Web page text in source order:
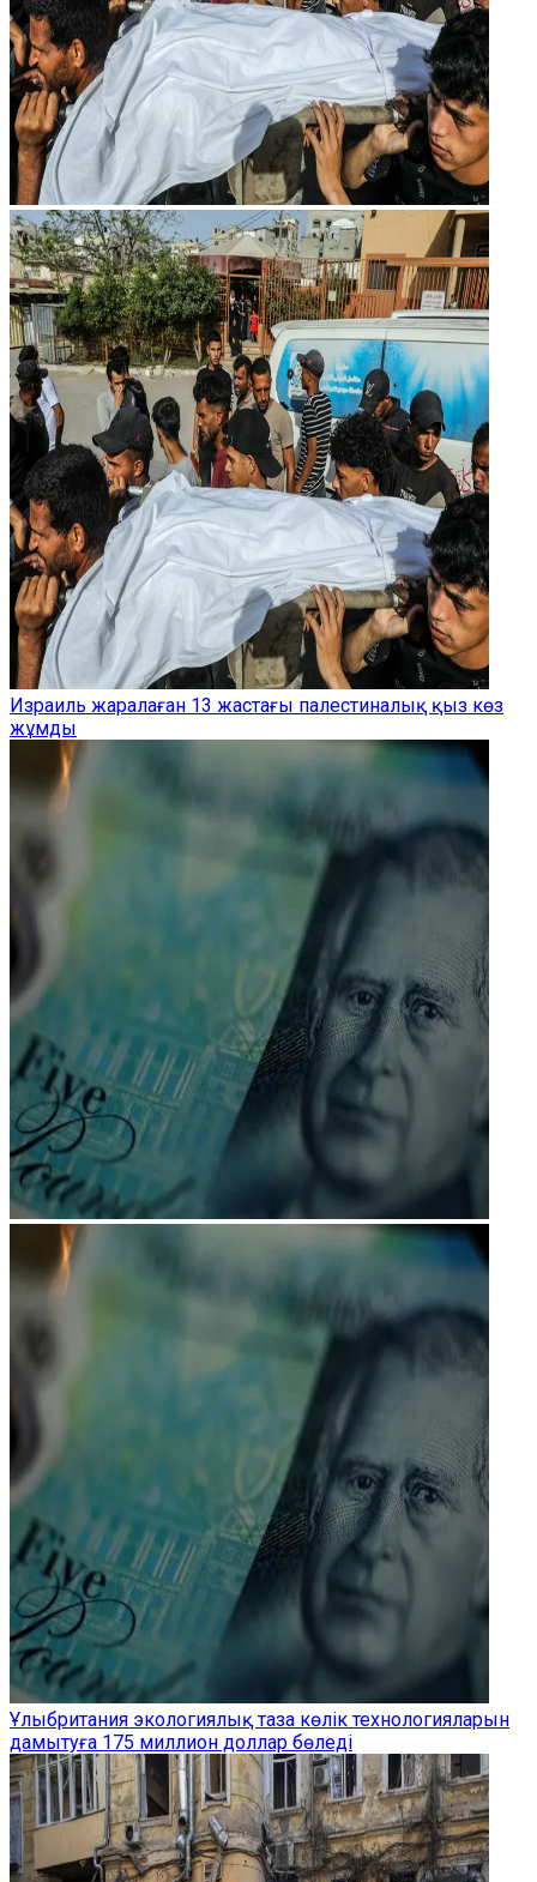
Израиль жаралаған 13 жастағы палестиналық қыз көз
жұмды
Ұлыбритания экологиялық таза көлік технологияларын
дамытуға 175 миллион доллар бөледі